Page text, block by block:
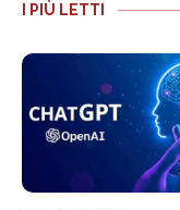
I PIÙ LETTI